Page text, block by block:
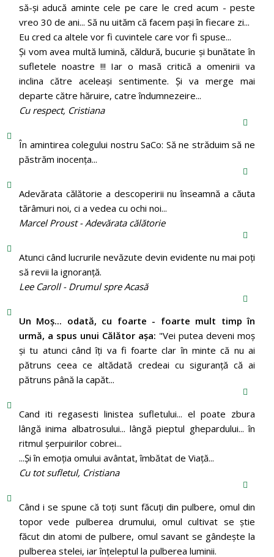
să-și aducă aminte cele pe care le cred acum - peste
vreo 30 de ani... Să nu uităm că facem pași în fiecare zi...
Eu cred ca altele vor fi cuvintele care vor fi spuse...
Și vom avea multă lumină, căldură, bucurie și bunătate în
sufletele noastre !!! Iar o masă critică a omenirii va
inclina către aceleași sentimente. Și va merge mai
departe către hăruire, catre îndumnezeire...
Cu respect, Cristiana
În amintirea colegului nostru SaCo: Să ne străduim să ne
păstrăm inocenţa...
Adevărata călătorie a descoperirii nu înseamnă a căuta
tărâmuri noi, ci a vedea cu ochi noi...
Marcel Proust - Adevărata călătorie
Atunci când lucrurile nevăzute devin evidente nu mai poți
să revii la ignoranță.
Lee Caroll - Drumul spre Acasă
Un Moş... odată, cu foarte - foarte mult timp în
urmă, a spus unui Călător aşa: "Vei putea deveni moş
şi tu atunci când îţi va fi foarte clar în minte că nu ai
pătruns ceea ce altădată credeai cu siguranţă că ai
pătruns până la capăt...
Cand iti regasesti linistea sufletului... el poate zbura
lângă inima albatrosului... lângă pieptul ghepardului... în
ritmul şerpuirilor cobrei...
...Şi în emoţia omului avântat, îmbătat de Viaţă...
Cu tot sufletul, Cristiana
Când i se spune că toți sunt făcuți din pulbere, omul din
topor vede pulberea drumului, omul cultivat se știe
făcut din atomi de pulbere, omul savant se gândește la
pulberea stelei, iar înțeleptul la pulberea luminii.